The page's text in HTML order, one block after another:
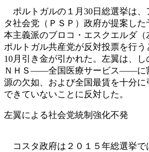
ポルトガルの１月30日総選挙は、
タ社会党（ＰＳＰ）政府が提案し
本主義派のブロコ・エスクエルダ（
ポルトガル共産党が反対投票を行
10月引き金が引かれた。左翼は、し
ＮＨＳ――全国医療サービス――に
源の欠如、および全国最賃を十分
できていないことに反対した。
左翼による社会党統制強化不発
コスタ政府は２０１５年総選挙で